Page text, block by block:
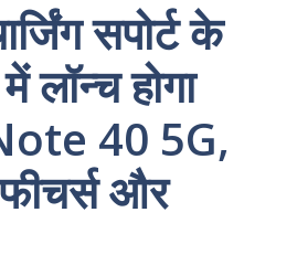
सपोर्ट के
लॉन्च होगा
40 5G,
और